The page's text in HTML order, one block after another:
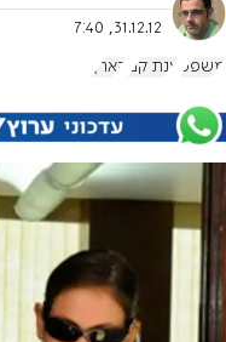
31.12.12, 7:40
משפט ענת קם הארץ